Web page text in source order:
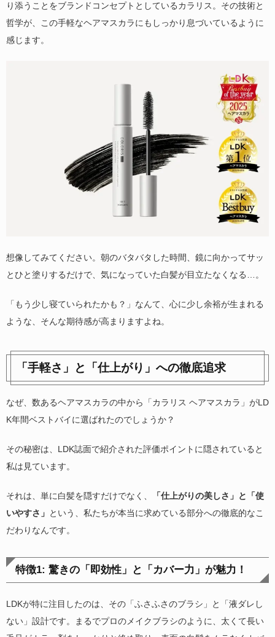
り添うことをブランドコンセプトとしているカラリス。その技術と
哲学が、この手軽なヘアマスカラにもしっかり息づいているように
感じます。
想像してみてください。朝のバタバタした時間、鏡に向かってサッ
とひと塗りするだけで、気になっていた白髪が目立たなくなる…。
「もう少し寝ていられたかも？」なんて、心に少し余裕が生まれる
ような、そんな期待感が高まりますよね。
「手軽さ」と「仕上がり」への徹底追求
なぜ、数あるヘアマスカラの中から「カラリス ヘアマスカラ」がLD
K年間ベストバイに選ばれたのでしょうか？
その秘密は、LDK誌面で紹介された評価ポイントに隠されていると
私は見ています。
それは、単に白髪を隠すだけでなく、
「仕上がりの美しさ」と「使
いやすさ」 という、私たちが本当に求めている部分への徹底的なこ
だわりなんです。
特徴1: 驚きの「即効性」と「カバー力」が魅力！
LDKが特に注目したのは、その「ふさふさのブラシ」と「液ダレし
ない」設計です。まるでプロのメイクブラシのように、太くて長い